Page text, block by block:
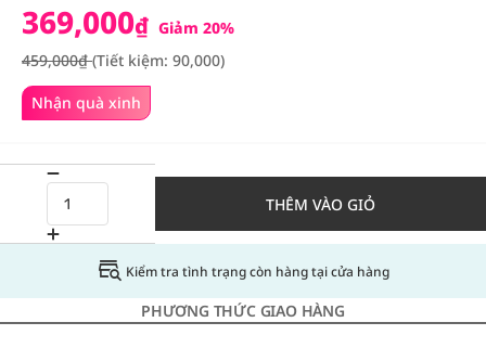
Nhận quà xinh
369,000₫ Giảm 20%
459,000₫(Tiết kiệm: 90,000)
THÊM VÀO GIỎ
Kiểm tra tình trạng còn hàng tại cửa hàng
PHƯƠNG THỨC GIAO HÀNG